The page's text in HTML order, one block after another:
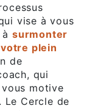
vise à vous
àsurmonter
plein
de
qui
motive
Cercle de